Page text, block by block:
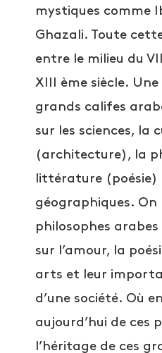
mystiques comme
Ghazali. Toute
entre le milieu du
XIII ème siècle.
grands califes
sur les sciences, la
(architecture), la
littérature (poésie)
géographiques. On
philosophes
sur l’amour, la
arts et leur
d’une société. Où
aujourd’hui de ces
l’héritage de ces